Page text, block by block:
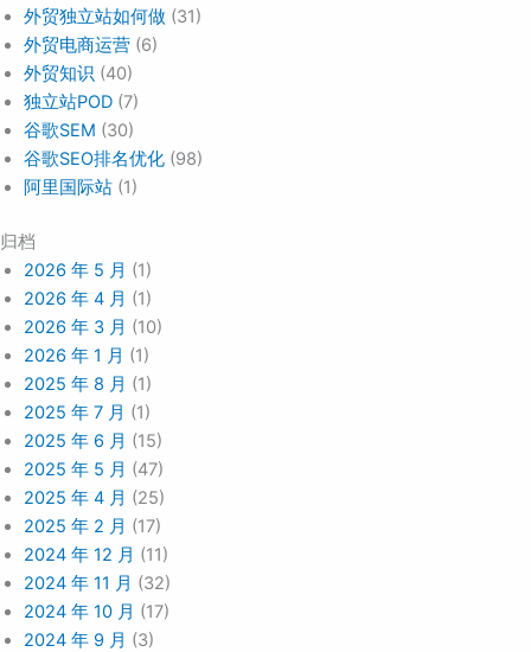
外贸独立站如何做 (31)
外贸电商运营 (6)
外贸知识 (40)
独立站POD (7)
谷歌SEM (30)
谷歌SEO排名优化 (98)
阿里国际站 (1)
归档
2026 年 5 月 (1)
2026 年 4 月 (1)
2026 年 3 月 (10)
2026 年 1 月 (1)
2025 年 8 月 (1)
2025 年 7 月 (1)
2025 年 6 月 (15)
2025 年 5 月 (47)
2025 年 4 月 (25)
2025 年 2 月 (17)
2024 年 12 月 (11)
2024 年 11 月 (32)
2024 年 10 月 (17)
2024 年 9 月 (3)